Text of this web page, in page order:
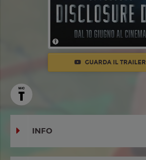
GUARDA IL TRAILER
INFO